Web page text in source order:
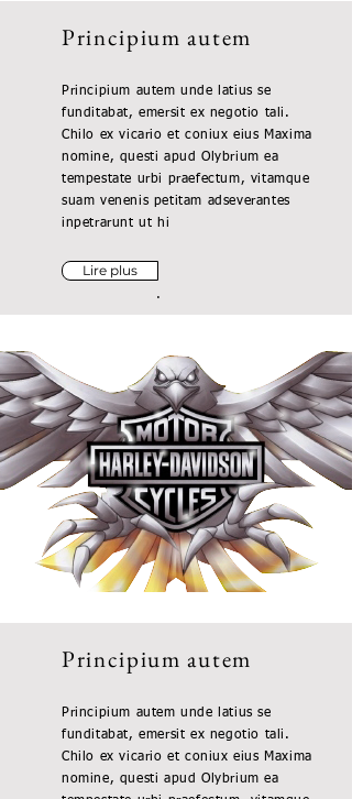
Principium autem
Principium autem unde latius se
funditabat, emersit ex negotio tali.
Chilo ex vicario et coniux eius Maxima
nomine, questi apud Olybrium ea
tempestate urbi praefectum, vitamque
suam venenis petitam adseverantes
inpetrarunt ut hi
Lire plus
Principium autem
Principium autem unde latius se
funditabat, emersit ex negotio tali.
Chilo ex vicario et coniux eius Maxima
nomine, questi apud Olybrium ea